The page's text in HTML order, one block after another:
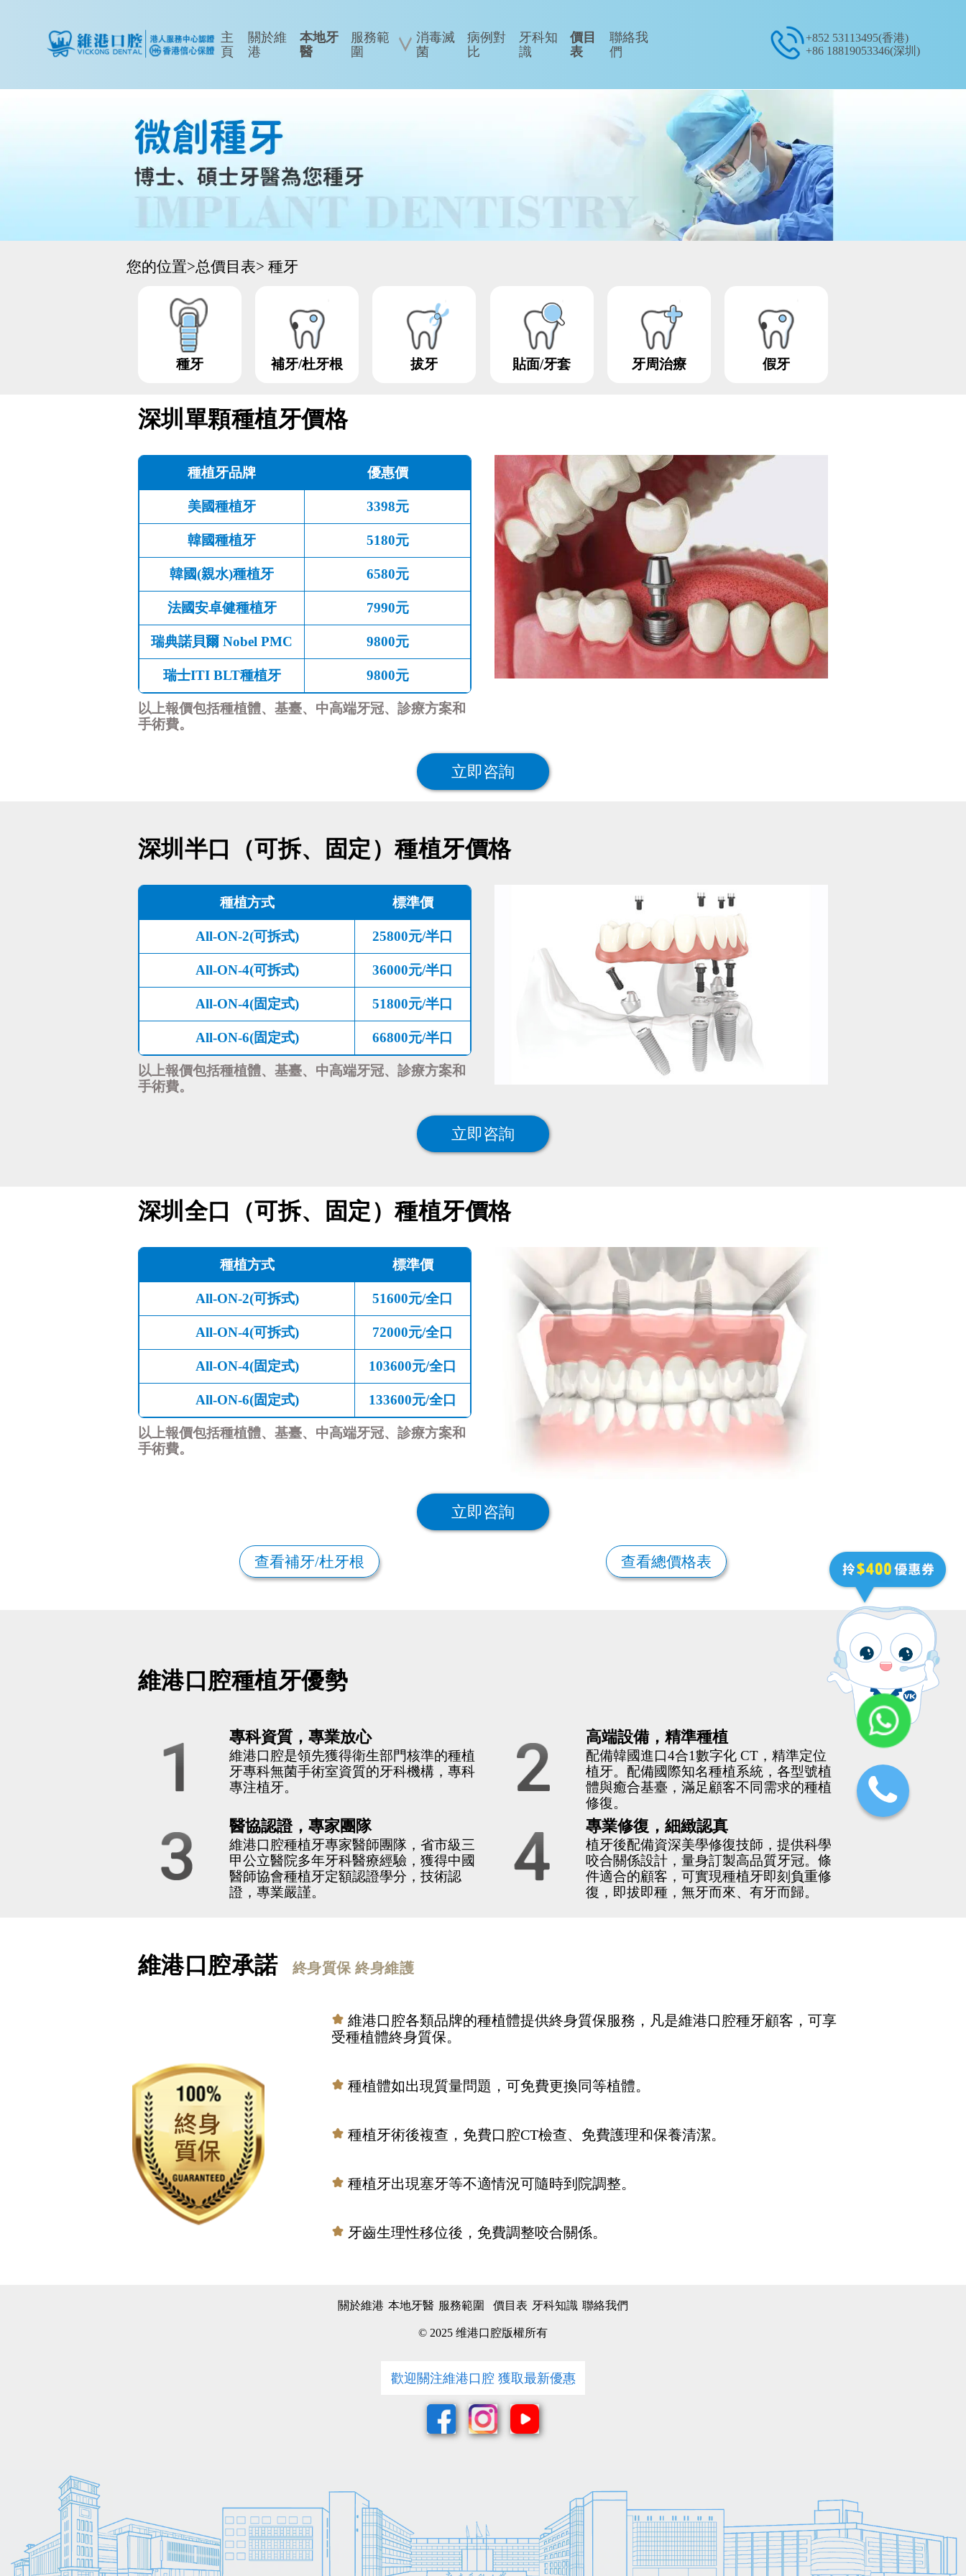
主
頁
關於維
港
本地牙
醫
服務範
圍
消毒滅
菌
病例對
比
牙科知
識
價目
表
聯絡我
們
+852 53113495(香港)
+86 18819053346(深圳)
您的位置>总價目表> 種牙
種牙 補牙/杜牙根 拔牙 貼面/牙套 牙周治療 假牙
深圳單顆種植牙價格
種植牙品牌 優惠價
美國種植牙 3398元
韓國種植牙 5180元
韓國(親水)種植牙 6580元
法國安卓健種植牙 7990元
瑞典諾貝爾 Nobel PMC 9800元
瑞士ITI BLT種植牙 9800元
以上報價包括種植體、基臺、中高端牙冠、診療方案和
手術費。
立即咨詢
深圳半口（可拆、固定）種植牙價格
種植方式 標準價
All-ON-2(可拆式) 25800元/半口
All-ON-4(可拆式) 36000元/半口
All-ON-4(固定式) 51800元/半口
All-ON-6(固定式) 66800元/半口
以上報價包括種植體、基臺、中高端牙冠、診療方案和
手術費。
立即咨詢
深圳全口（可拆、固定）種植牙價格
種植方式 標準價
All-ON-2(可拆式) 51600元/全口
All-ON-4(可拆式) 72000元/全口
All-ON-4(固定式) 103600元/全口
All-ON-6(固定式) 133600元/全口
以上報價包括種植體、基臺、中高端牙冠、診療方案和
手術費。
立即咨詢
查看補牙/杜牙根 查看總價格表
維港口腔種植牙優勢
1 專科資質，專業放心
維港口腔是領先獲得衛生部門核準的種植
牙專科無菌手術室資質的牙科機構，專科
專注植牙。
2 高端設備，精準種植
配備韓國進口4合1數字化 CT，精準定位
植牙。配備國際知名種植系統，各型號植
體與癒合基臺，滿足顧客不同需求的種植
修復。
3 醫協認證，專家團隊
維港口腔種植牙專家醫師團隊，省市級三
甲公立醫院多年牙科醫療經驗，獲得中國
醫師協會種植牙定額認證學分，技術認
證，專業嚴謹。
4 專業修復，細緻認真
植牙後配備資深美學修復技師，提供科學
咬合關係設計，量身訂製高品質牙冠。條
件適合的顧客，可實現種植牙即刻負重修
復，即拔即種，無牙而來、有牙而歸。
維港口腔承諾 終身質保 終身維護
維港口腔各類品牌的種植體提供終身質保服務，凡是維港口腔種牙顧客，可享
受種植體終身質保。
種植體如出現質量問題，可免費更換同等植體。
種植牙術後複查，免費口腔CT檢查、免費護理和保養清潔。
種植牙出現塞牙等不適情況可隨時到院調整。
牙齒生理性移位後，免費調整咬合關係。
關於維港 本地牙醫 服務範圍 價目表 牙科知識 聯絡我們
© 2025 维港口腔版權所有
歡迎關注維港口腔 獲取最新優惠